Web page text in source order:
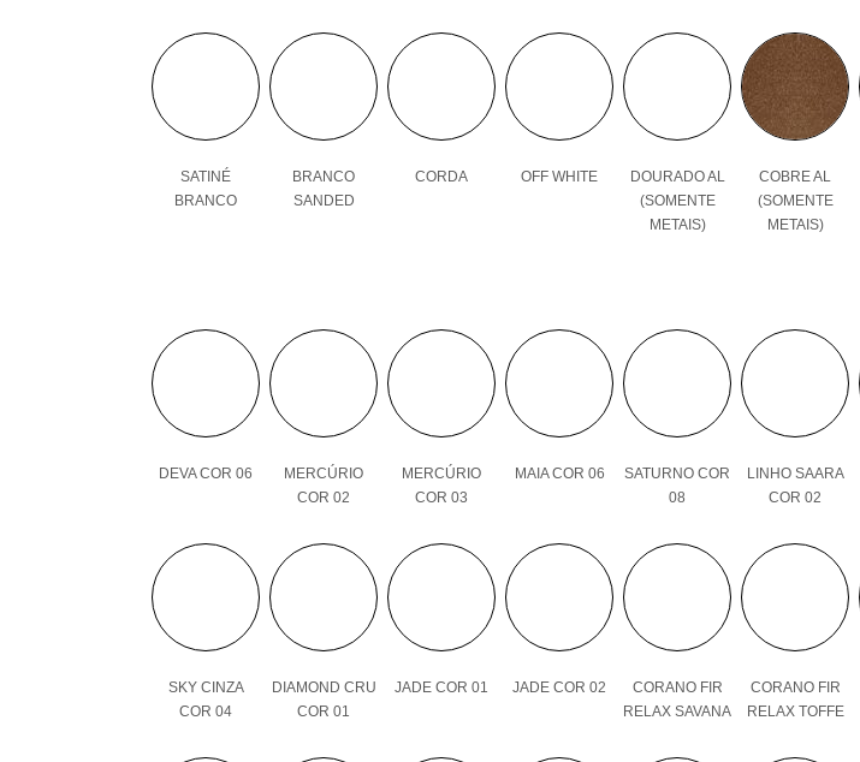
SATINÉ
BRANCO
BRANCO
SANDED
CORDA OFF WHITE
DOURADO AL
(SOMENTE
METAIS)
COBRE AL
(SOMENTE
METAIS)
DEVA COR 06
MERCÚRIO
COR 02
MERCÚRIO
COR 03
MAIA COR 06
SATURNO COR
08
LINHO SAARA
COR 02
SKY CINZA
COR 04
DIAMOND CRU
COR 01
JADE COR 01 JADE COR 02
CORANO FIR
RELAX SAVANA
CORANO FIR
RELAX TOFFE